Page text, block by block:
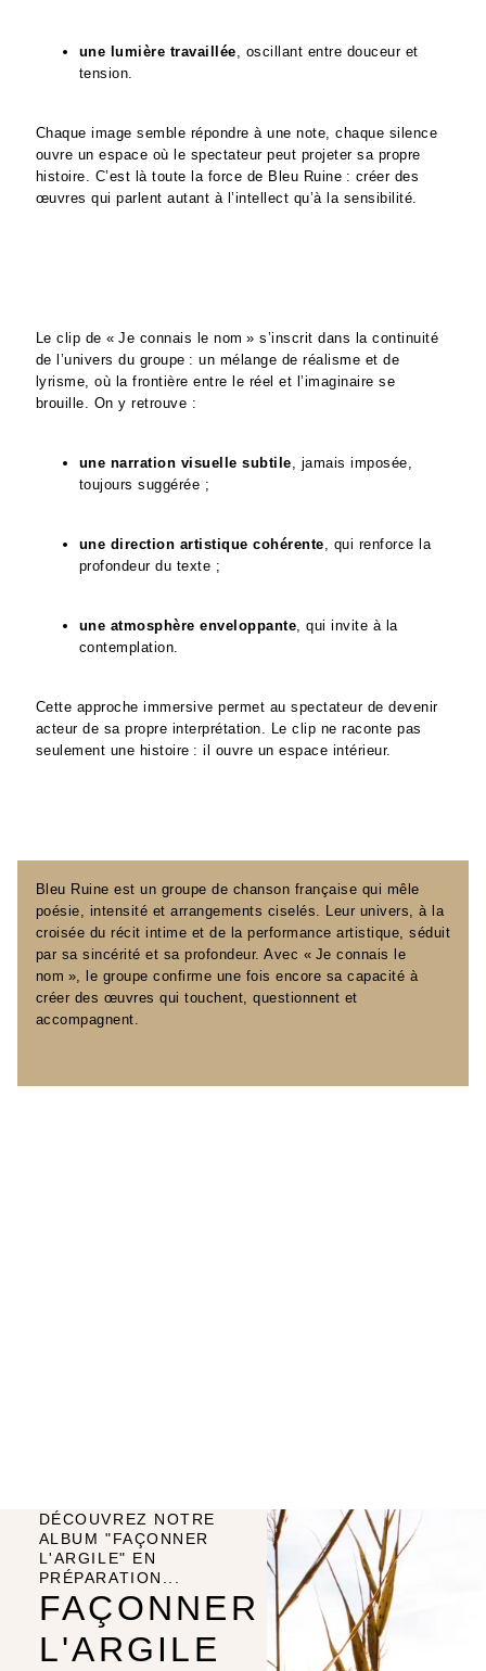
une lumière travaillée, oscillant entre douceur et
tension.
Chaque image semble répondre à une note, chaque silence
ouvre un espace où le spectateur peut projeter sa propre
histoire. C’est là toute la force de Bleu Ruine : créer des
œuvres qui parlent autant à l’intellect qu’à la sensibilité.
Le clip de « Je connais le nom » s’inscrit dans la continuité
de l’univers du groupe : un mélange de réalisme et de
lyrisme, où la frontière entre le réel et l’imaginaire se
brouille. On y retrouve :
une narration visuelle subtile , jamais imposée,
toujours suggérée ;
une direction artistique cohérente , qui renforce la
profondeur du texte ;
une atmosphère enveloppante , qui invite à la
contemplation.
Cette approche immersive permet au spectateur de devenir
acteur de sa propre interprétation. Le clip ne raconte pas
seulement une histoire : il ouvre un espace intérieur.
Bleu Ruine est un groupe de chanson française qui mêle
poésie, intensité et arrangements ciselés. Leur univers, à la
croisée du récit intime et de la performance artistique, séduit
par sa sincérité et sa profondeur. Avec « Je connais le
nom », le groupe confirme une fois encore sa capacité à
créer des œuvres qui touchent, questionnent et
accompagnent.
DÉCOUVREZ NOTRE
ALBUM "FAÇONNER
L'ARGILE" EN
PRÉPARATION...
FAÇONNER
L'ARGILE